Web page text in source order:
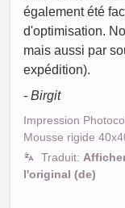
également été
d'optimisation.
mais aussi par
expédition).
- Birgit
Impression
Mousse rigide
Traduit:
l'original (de)